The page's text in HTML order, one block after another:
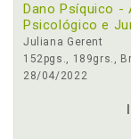
Dano Psíquico -
Psicológico e
Juliana Gerent
152pgs., 189grs.,
28/04/2022